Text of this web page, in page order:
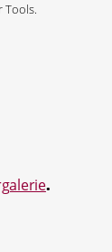
Tools.
.